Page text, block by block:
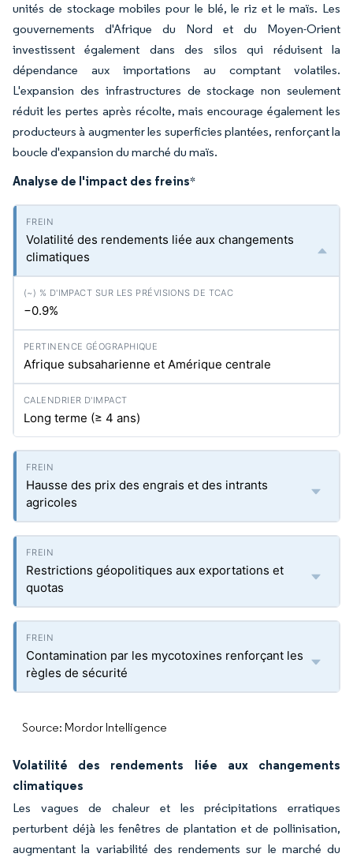
unités de stockage mobiles pour le blé, le riz et le maïs. Les
gouvernements d'Afrique du Nord et du Moyen-Orient
investissent également dans des silos qui réduisent la
dépendance aux importations au comptant volatiles.
L'expansion des infrastructures de stockage non seulement
réduit les pertes après récolte, mais encourage également les
producteurs à augmenter les superficies plantées, renforçant la
boucle d'expansion du marché du maïs.
Analyse de l'impact des freins*
Volatilité des rendements liée aux changements
climatiques
−0.9%
Afrique subsaharienne et Amérique centrale
Long terme (≥ 4 ans)
Hausse des prix des engrais et des intrants
agricoles
Restrictions géopolitiques aux exportations et
quotas
Contamination par les mycotoxines renforçant les
règles de sécurité
Source: Mordor Intelligence
Volatilité des rendements liée aux changements
climatiques
Les vagues de chaleur et les précipitations erratiques
perturbent déjà les fenêtres de plantation et de pollinisation,
augmentant la variabilité des rendements sur le marché du